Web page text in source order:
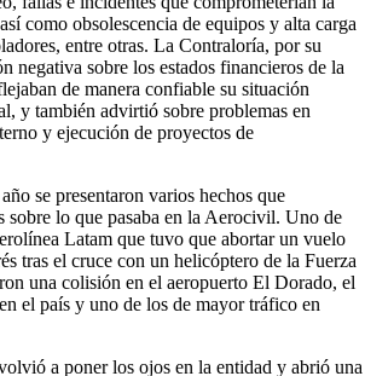
como obsolescencia de equipos y alta carga
entre otras. La Contraloría, por su
negativa sobre los estados financieros de la
de manera confiable su situación
y también advirtió sobre problemas en
y ejecución de proyectos de
se presentaron varios hechos que
sobre lo que pasaba en la Aerocivil. Uno de
Latam que tuvo que abortar un vuelo
tras el cruce con un helicóptero de la Fuerza
una colisión en el aeropuerto El Dorado, el
el país y uno de los de mayor tráfico en
a poner los ojos en la entidad y abrió una